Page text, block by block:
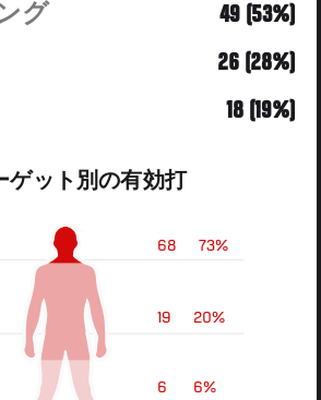
グ
49 (53%)
26 (28%)
18 (19%)
ゲット別の有効打
73%
68
20%
19
6%
6